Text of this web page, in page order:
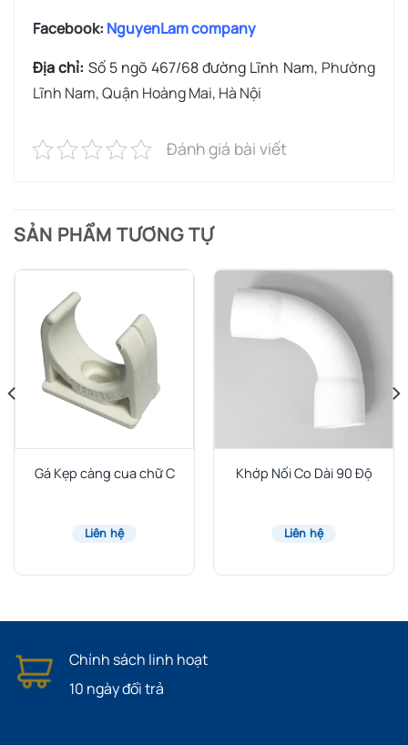
Facebook: NguyenLam company
Địa chỉ: Số 5 ngõ 467/68 đường Lĩnh Nam, Phường
Lĩnh Nam, Quận Hoàng Mai, Hà Nội
Đánh giá bài viết
SẢN PHẨM TƯƠNG TỰ
Gá Kẹp càng cua chữ C
Liên hệ
Khớp Nối Co Dài 90 Độ
Liên hệ
Chính sách linh hoạt
10 ngày đổi trả